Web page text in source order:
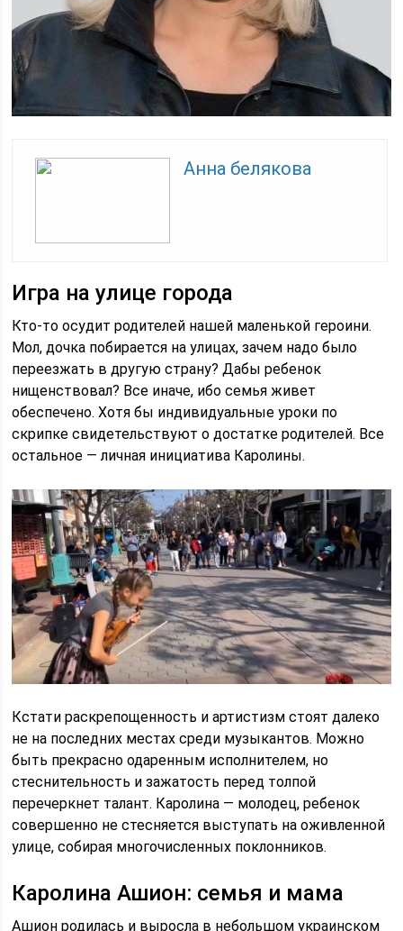
Анна белякова
Игра на улице города
Кто-то осудит родителей нашей маленькой героини.
Мол, дочка побирается на улицах, зачем надо было
переезжать в другую страну? Дабы ребенок
нищенствовал? Все иначе, ибо семья живет
обеспечено. Хотя бы индивидуальные уроки по
скрипке свидетельствуют о достатке родителей. Все
остальное — личная инициатива Каролины.
Кстати раскрепощенность и артистизм стоят далеко
не на последних местах среди музыкантов. Можно
быть прекрасно одаренным исполнителем, но
стеснительность и зажатость перед толпой
перечеркнет талант. Каролина — молодец, ребенок
совершенно не стесняется выступать на оживленной
улице, собирая многочисленных поклонников.
Каролина Ашион: семья и мама
Ашион родилась и выросла в небольшом украинском